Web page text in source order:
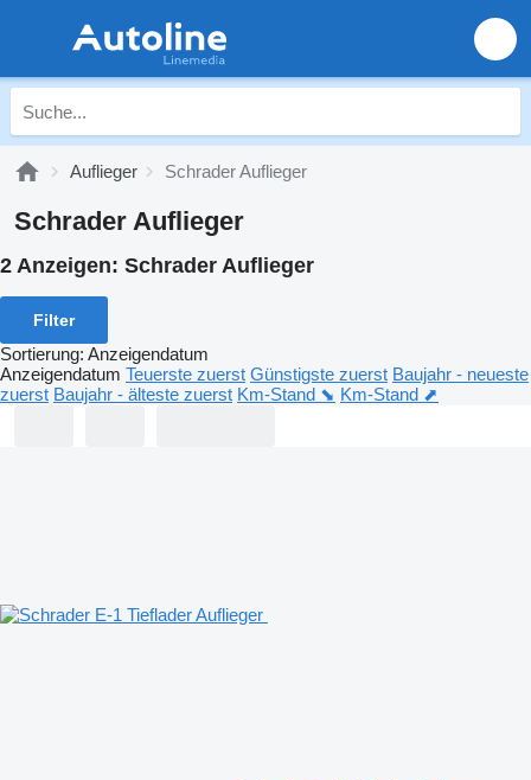
Auflieger Schrader Auflieger
Schrader Auflieger
2 Anzeigen: Schrader Auflieger
Filter
Sortierung: Anzeigendatum
Anzeigendatum Teuerste zuerst Günstigste zuerst Baujahr - neueste
zuerst Baujahr - älteste zuerst Km-Stand ⬊ Km-Stand ⬈